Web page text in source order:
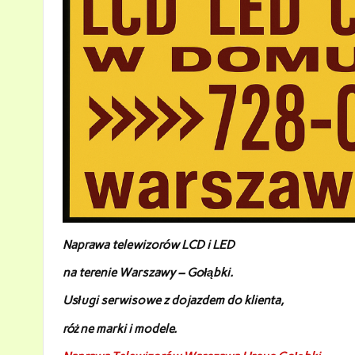
Naprawa telewizorów LCD i LED
na terenie Warszawy – Gołąbki.
Usługi serwisowe z dojazdem do klienta,
różne marki i modele.